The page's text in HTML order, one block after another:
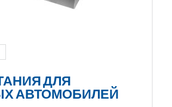
ДЛЯ
АВТОМОБИЛЕЙ